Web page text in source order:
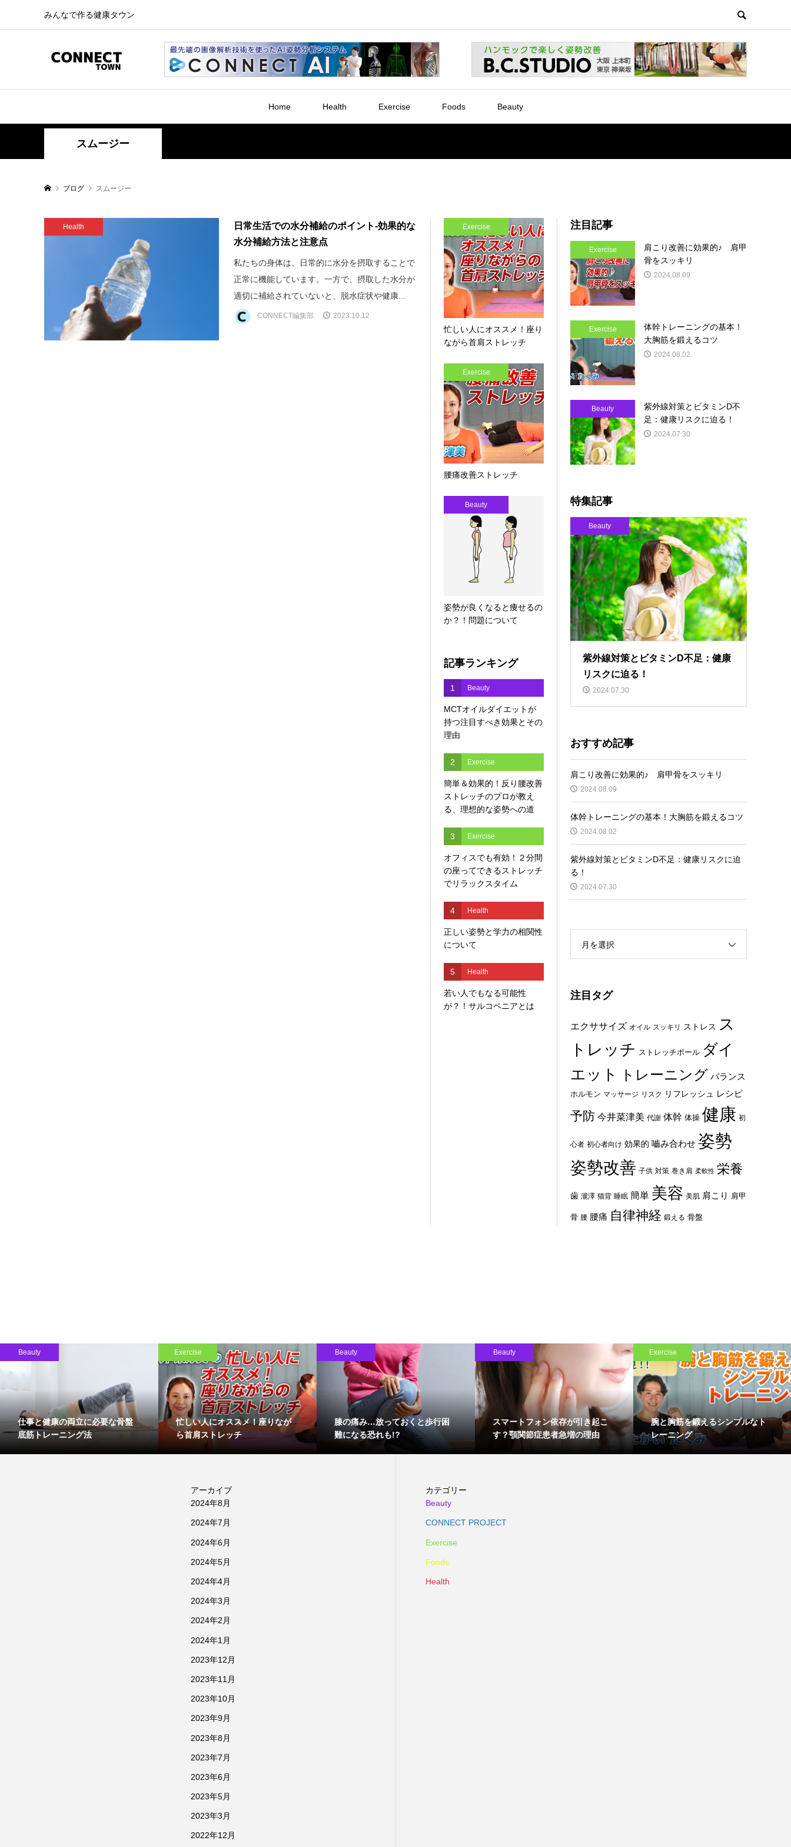
みんなで作る健康タウン
Home Health Exercise Foods Beauty
スムージー
ブログ スムージー
Health
日常生活での水分補給のポイント-効果的な
水分補給方法と注意点
私たちの身体は、日常的に水分を摂取することで
正常に機能しています。一方で、摂取した水分が
適切に補給されていないと、脱水症状や健康...
CONNECT編集部 2023.10.12
Exercise
忙しい人にオススメ！座り
ながら首肩ストレッチ
Exercise
腰痛改善ストレッチ
Beauty
姿勢が良くなると痩せるの
か？！問題について
記事ランキング
1 Beauty
MCTオイルダイエットが
持つ注目すべき効果とその
理由
2 Exercise
簡単＆効果的！反り腰改善
ストレッチのプロが教え
る、理想的な姿勢への道
3 Exercise
オフィスでも有効！２分間
の座ってできるストレッチ
でリラックスタイム
4 Health
正しい姿勢と学力の相関性
について
5 Health
若い人でもなる可能性
が？！サルコペニアとは
注目記事
Exercise
肩こり改善に効果的♪ 肩甲
骨をスッキリ
2024.08.09
Exercise
体幹トレーニングの基本！
大胸筋を鍛えるコツ
2024.08.02
Beauty
紫外線対策とビタミンD不
足：健康リスクに迫る！
2024.07.30
特集記事
Beauty
紫外線対策とビタミンD不足：健康
リスクに迫る！
2024.07.30
おすすめ記事
肩こり改善に効果的♪ 肩甲骨をスッキリ
2024.08.09
体幹トレーニングの基本！大胸筋を鍛えるコツ
2024.08.02
紫外線対策とビタミンD不足：健康リスクに迫
る！
2024.07.30
月を選択
注目タグ
エクササイズ オイル スッキリ ストレス
ス
トレッチ ストレッチポール ダイ
エット
トレーニング バランス
ホルモン マッサージ リスク リフレッシュ レシピ
予防 今井菜津美 代謝 体幹 体操 健康 初
心者 初心者向け 効果的 嚙み合わせ 姿勢
姿勢改善 子供 対策 巻き肩 柔軟性 栄養
歯 瀧澤 猫背 睡眠 簡単 美容 美肌 肩こり 肩甲
骨 腰 腰痛 自律神経 鍛える 骨盤
Beauty
仕事と健康の両立に必要な骨盤
底筋トレーニング法
Exercise
忙しい人にオススメ！座りなが
ら首肩ストレッチ
Beauty
膝の痛み…放っておくと歩行困
難になる恐れも!?
Beauty
スマートフォン依存が引き起こ
す？顎関節症患者急増の理由
Exercise
腕と胸筋を鍛えるシンプルなト
レーニング
アーカイブ
2024年8月
2024年7月
2024年6月
2024年5月
2024年4月
2024年3月
2024年2月
2024年1月
2023年12月
2023年11月
2023年10月
2023年9月
2023年8月
2023年7月
2023年6月
2023年5月
2023年3月
2022年12月
カテゴリー
Beauty
CONNECT PROJECT
Exercise
Foods
Health